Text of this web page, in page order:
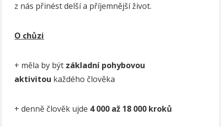
z nás přinést delší a příjemnější život.
O chůzi
+ měla by být základní pohybovou
aktivitou každého člověka
+ denně člověk ujde 4 000 až 18 000 kroků